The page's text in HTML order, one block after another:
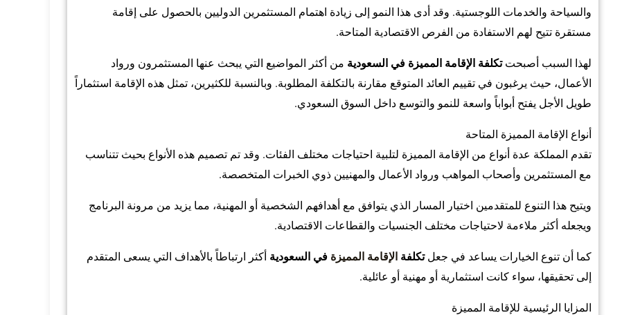
والسياحة والخدمات اللوجستية. وقد أدى هذا النمو إلى زيادة اهتمام المستثمرين الدوليين بالحصول على إقامة
مستقرة تتيح لهم الاستفادة من الفرص الاقتصادية المتاحة.
لهذا السبب أصبحتتكلفة الإقامة المميزة في السعودية من أكثر المواضيع التي يبحث عنها المستثمرون ورواد
الأعمال، حيث يرغبون في تقييم العائد المتوقع مقارنة بالتكلفة المطلوبة. وبالنسبة للكثيرين، تمثل هذه الإقامة استثماراً
طويل الأجل يفتح أبواباً واسعة للنمو والتوسع داخل السوق السعودي.
أنواع الإقامة المميزة المتاحة
تقدم المملكة عدة أنواع من الإقامة المميزة لتلبية احتياجات مختلف الفئات. وقد تم تصميم هذه الأنواع بحيث تتناسب
مع المستثمرين وأصحاب المواهب ورواد الأعمال والمهنيين ذوي الخبرات المتخصصة.
ويتيح هذا التنوع للمتقدمين اختيار المسار الذي يتوافق مع أهدافهم الشخصية أو المهنية، مما يزيد من مرونة البرنامج
ويجعله أكثر ملاءمة لاحتياجات مختلف الجنسيات والقطاعات الاقتصادية.
كما أن تنوع الخيارات يساعد في جعلتكلفةالإقامة المميزة في السعودية أكثر ارتباطاً بالأهداف التي يسعى المتقدم
إلى تحقيقها، سواء كانت استثمارية أو مهنية أو عائلية.
المزايا الرئيسية للإقامة المميزة